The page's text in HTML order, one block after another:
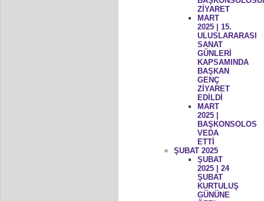
ZİYARET
MART
2025 | 15.
ULUSLARARASI
SANAT
GÜNLERİ
KAPSAMINDA
BAŞKAN
GENÇ
ZİYARET
EDİLDİ
MART
2025 |
BAŞKONSOLOS
VEDA
ETTİ
ŞUBAT 2025
ŞUBAT
2025 | 24
ŞUBAT
KURTULUŞ
GÜNÜNE